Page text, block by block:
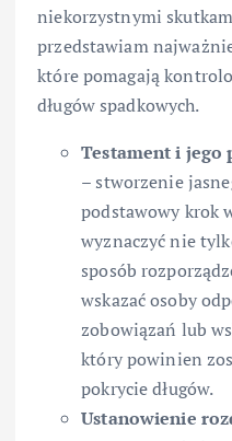
niekorzystnymi
przedstawiam
które pomagają
długów spadkowych.
Testament i jego
– stworzenie
podstawowy krok
wyznaczyć nie
sposób
wskazać osoby
zobowiązań lub
który powinien
pokrycie długów.
Ustanowienie